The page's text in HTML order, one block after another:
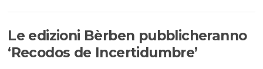
Le edizioni Bèrben pubblicheranno
‘Recodos de Incertidumbre’